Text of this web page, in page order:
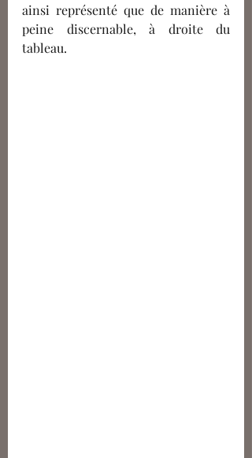
ainsi représenté que de manière à
peine discernable, à droite du
tableau.